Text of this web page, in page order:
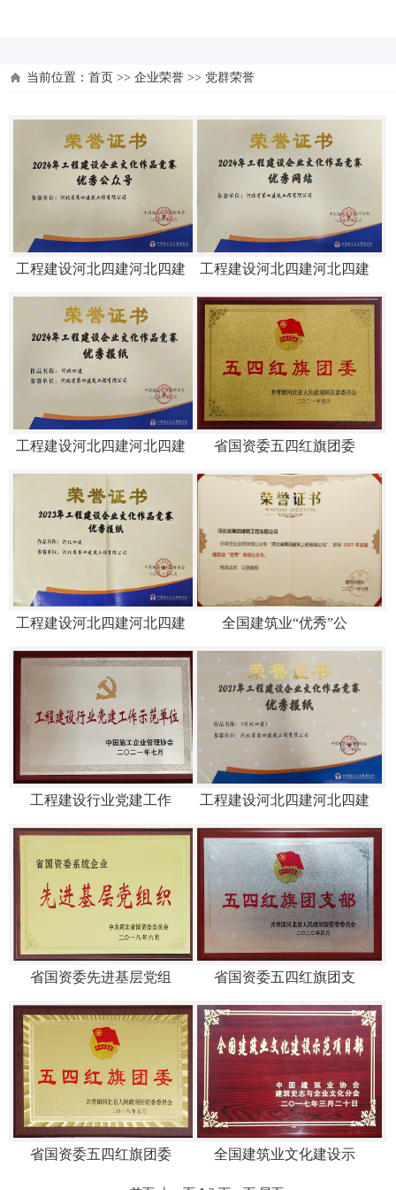
当前位置： 首页 >> 企业荣誉 >> 党群荣誉
工程建设河北四建河北四建 工程建设河北四建河北四建
工程建设河北四建河北四建 省国资委五四红旗团委
工程建设河北四建河北四建 全国建筑业“优秀”公
工程建设行业党建工作 工程建设河北四建河北四建
省国资委先进基层党组 省国资委五四红旗团支
省国资委五四红旗团委 全国建筑业文化建设示